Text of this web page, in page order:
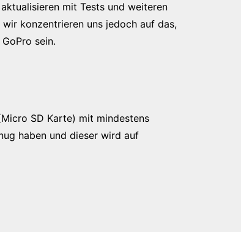
mit Tests und weiteren
konzentrieren uns jedoch auf das,
sein.
SD Karte) mit mindestens
haben und dieser wird auf